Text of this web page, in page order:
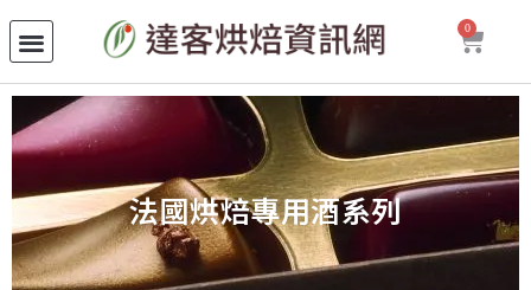
0
法國烘焙專用酒系列